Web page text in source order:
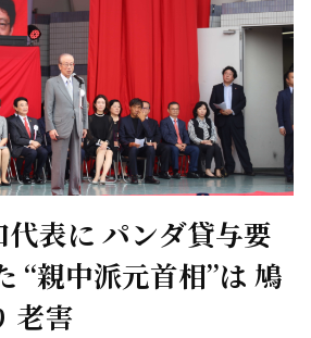
表に パンダ貸与要
“親中派元首相”は 鳩
老害